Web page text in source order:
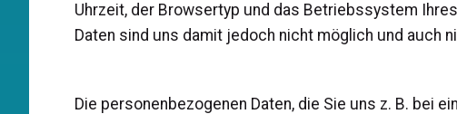
Uhrzeit, der Browsertyp und das Betriebssystem
Daten sind uns damit jedoch nicht möglich und auch
Die personenbezogenen Daten, die Sie uns z. B. bei